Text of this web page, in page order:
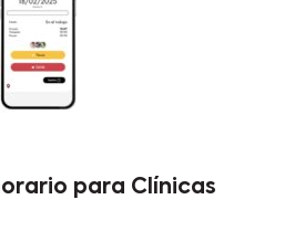
para Clínicas